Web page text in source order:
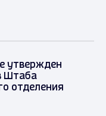
утвержден
Штаба
отделения